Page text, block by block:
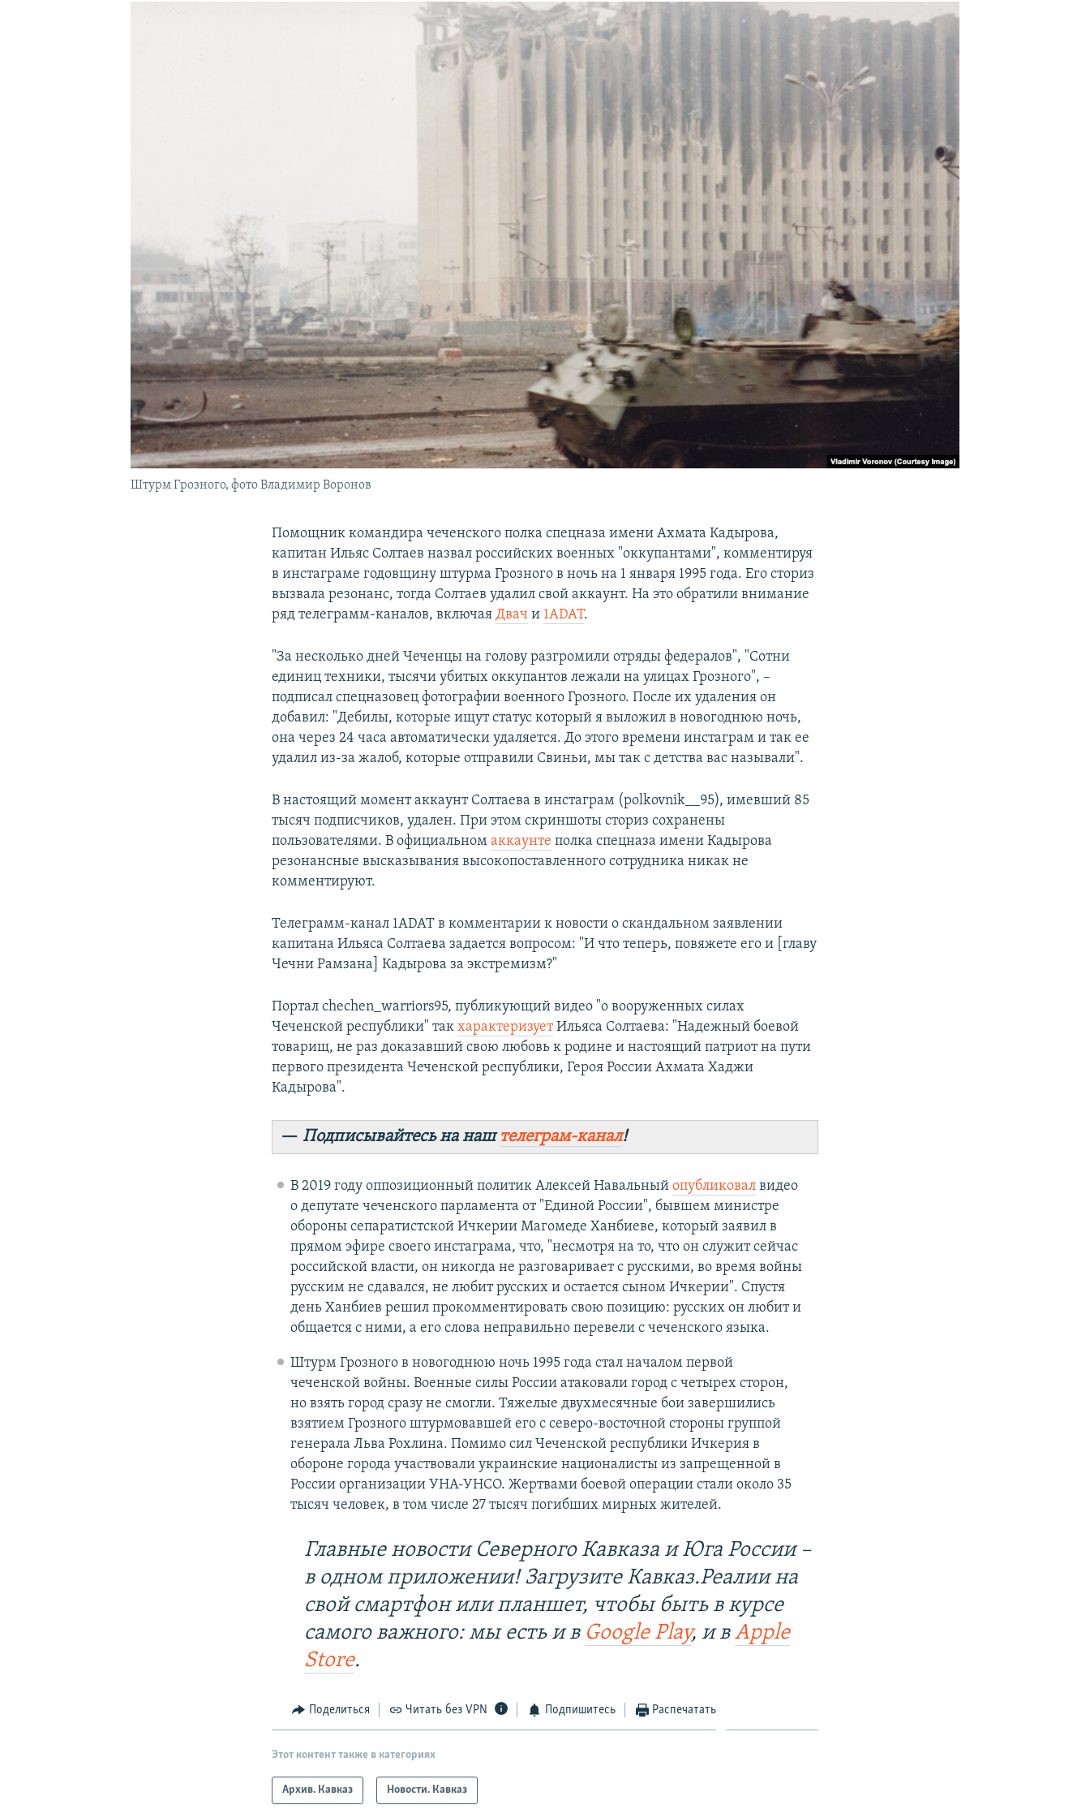
Штурм Грозного, фото Владимир Воронов
Помощник командира чеченского полка спецназа имени Ахмата Кадырова,
капитан Ильяс Солтаев назвал российских военных "оккупантами", комментируя
в инстаграме годовщину штурма Грозного в ночь на 1 января 1995 года. Его сториз
вызвала резонанс, тогда Солтаев удалил свой аккаунт. На это обратили внимание
ряд телеграмм-каналов, включаяДвач и 1ADAT.
"За несколько дней Чеченцы на голову разгромили отряды федералов", "Сотни
единиц техники, тысячи убитых оккупантов лежали на улицах Грозного", –
подписал спецназовец фотографии военного Грозного. После их удаления он
добавил: "Дебилы, которые ищут статус который я выложил в новогоднюю ночь,
она через 24 часа автоматически удаляется. До этого времени инстаграм и так ее
удалил из-за жалоб, которые отправили Свиньи, мы так с детства вас называли".
В настоящий момент аккаунт Солтаева в инстаграм (polkovnik__95), имевший 85
тысяч подписчиков, удален. При этом скриншоты сториз сохранены
пользователями. В официальномаккаунте полка спецназа имени Кадырова
резонансные высказывания высокопоставленного сотрудника никак не
комментируют.
Телеграмм-канал 1ADAT в комментарии к новости о скандальном заявлении
капитана Ильяса Солтаева задается вопросом: "И что теперь, повяжете его и [главу
Чечни Рамзана] Кадырова за экстремизм?"
Портал chechen_warriors95, публикующий видео "о вооруженных силах
Чеченской республики" такхарактеризуетИльяса Солтаева: "Надежный боевой
товарищ, не раз доказавший свою любовь к родине и настоящий патриот на пути
первого президента Чеченской республики, Героя России Ахмата Хаджи
Кадырова".
— Подписывайтесь на наштелеграм-канал!
В 2019 году оппозиционный политик Алексей Навальный опубликовалвидео
о депутате чеченского парламента от "Единой России", бывшем министре
обороны сепаратистской Ичкерии Магомеде Ханбиеве, который заявил в
прямом эфире своего инстаграма, что, "несмотря на то, что он служит сейчас
российской власти, он никогда не разговаривает с русскими, во время войны
русским не сдавался, не любит русских и остается сыном Ичкерии". Спустя
день Ханбиев решил прокомментировать свою позицию: русских он любит и
общается с ними, а его слова неправильно перевели с чеченского языка.
Штурм Грозного в новогоднюю ночь 1995 года стал началом первой
чеченской войны. Военные силы России атаковали город с четырех сторон,
но взять город сразу не смогли. Тяжелые двухмесячные бои завершились
взятием Грозного штурмовавшей его с северо-восточной стороны группой
генерала Льва Рохлина. Помимо сил Чеченской республики Ичкерия в
обороне города участвовали украинские националисты из запрещенной в
России организации УНА-УНСО. Жертвами боевой операции стали около 35
тысяч человек, в том числе 27 тысяч погибших мирных жителей.
Главные новости Северного Кавказа и Юга России –
в одном приложении! Загрузите Кавказ.Реалии на
свой смартфон или планшет, чтобы быть в курсе
самого важного: мы есть и в Google Play, и вApple
Store.
Поделиться Читать без VPN Подпишитесь Распечатать
Этот контент также в категориях
Архив. Кавказ Новости. Кавказ